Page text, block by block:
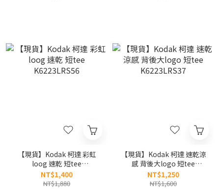
【現貨】Kodak 柯達 彩虹
loog 速乾 短tee
K6223LRS56
NT$1,400
NT$1,880
【現貨】Kodak 柯達 速乾涼
感 背後大logo 短tee
K6223LRS37
NT$1,250
NT$1,600